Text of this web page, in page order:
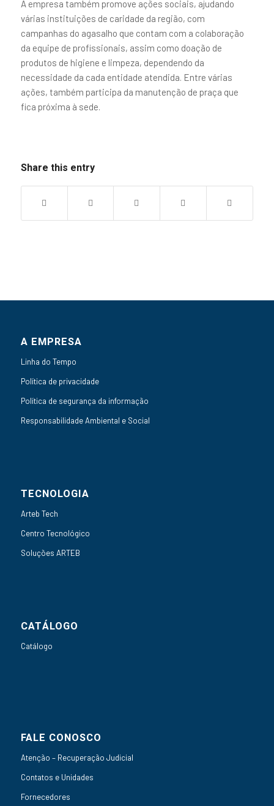
A empresa também promove ações sociais, ajudando
várias instituições de caridade da região, com
campanhas do agasalho que contam com a colaboração
da equipe de profissionais, assim como doação de
produtos de higiene e limpeza, dependendo da
necessidade da cada entidade atendida. Entre várias
ações, também participa da manutenção de praça que
fica próxima à sede.
Share this entry
A EMPRESA
Linha do Tempo
Política de privacidade
Política de segurança da informação
Responsabilidade Ambiental e Social
TECNOLOGIA
Arteb Tech
Centro Tecnológico
Soluções ARTEB
CATÁLOGO
Catálogo
FALE CONOSCO
Atenção – Recuperação Judicial
Contatos e Unidades
Fornecedores